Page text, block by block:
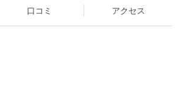
口コミ アクセス